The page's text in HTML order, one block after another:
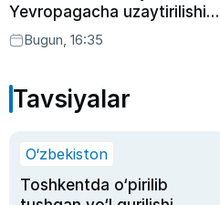
Yevropagacha uzaytirilishi
mumkin
Bugun, 16:35
Tavsiyalar
O‘zbekiston
Toshkentda o‘pirilib